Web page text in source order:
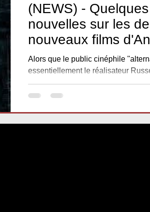
(NEWS) - Quelques
nouvelles sur les
nouveaux films
Iskanov -
Breaking Uroboros
Alors que le public cinéphile
essentiellement le réalisateur
Iskanov pour son oeuvre culte de...